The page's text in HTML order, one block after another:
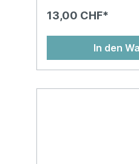
13,00 CHF*
In den